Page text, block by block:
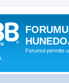
Forumul permite